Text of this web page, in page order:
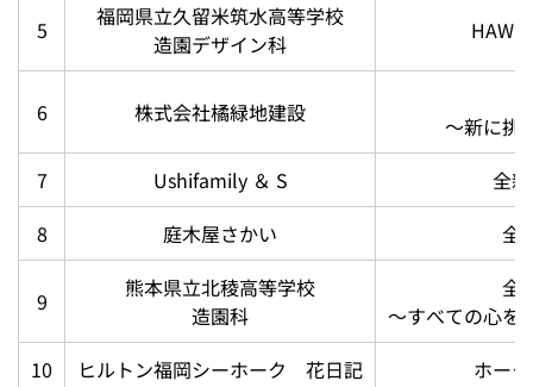
5
福岡県立久留米筑水高等学校
造園デザイン科
6 株式会社橘緑地建設
～新に挑
7
Ushifamily ＆ S
全
8
庭木屋さかい 全
9
熊本県立北稜高等学校
造園科
全
～すべての心を
10
ヒルトン福岡シーホーク 花日記
ホー